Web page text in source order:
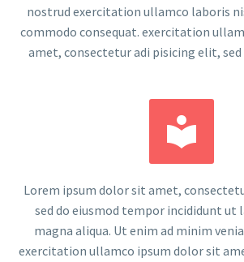
nostrud exercitation ullamco laboris
commodo consequat. exercitation
amet, consectetur adi pisicing elit, sed


Lorem ipsum dolor sit amet,
sed do eiusmod tempor incididunt ut
magna aliqua. Ut enim ad minim
exercitation ullamco ipsum dolor sit